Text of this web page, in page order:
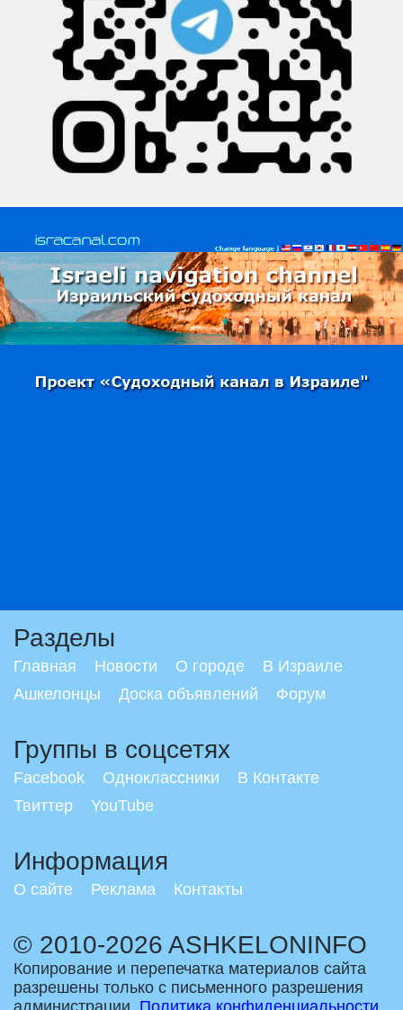
Разделы
Главная Новости О городе
В Израиле
Ашкелонцы
Доска объявлений Форум
Группы в соцсетях
Facebook Одноклассники
В Контакте
Твиттер
YouTube
Информация
О сайте Реклама Контакты
© 2010-2026 ASHKELONINFO
Копирование и перепечатка материалов сайта
разрешены только с письменного разрешения
администрации. Политика конфиденциальности